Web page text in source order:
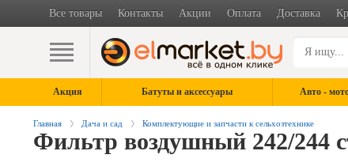
Все товары Контакты Акции Оплата Доставка
Акция Батуты и аксессуары Авто -
Главная Дача и сад Комплектующие и запчасти к сельхозтехнике
Фильтр воздушный 242/244